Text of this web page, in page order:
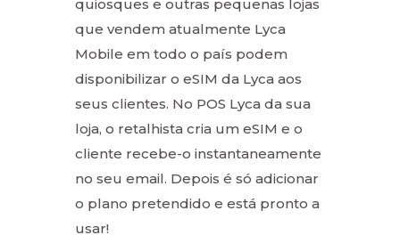
quiosques e outras pequenas lojas
que vendem atualmente Lyca
Mobile em todo o país podem
disponibilizar o eSIM da Lyca aos
seus clientes. No POS Lyca da sua
loja, o retalhista cria um eSIM e o
cliente recebe-o instantaneamente
no seu email. Depois é só adicionar
o plano pretendido e está pronto a
usar!